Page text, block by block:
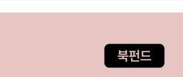
히 있고 오늘도 힘이 부쳐 내가 너에게 부
너의 너머 힘들게 한번 넘겨다본 적이 있는
많다. 물론 주관적인 평가다. 『구구』란 제목
성장과 사랑, 애증의 관계를 담담히 풀어나